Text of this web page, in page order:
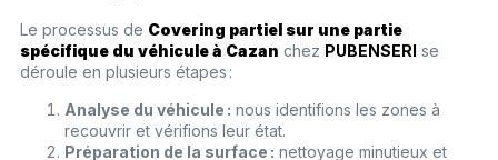
Le processus de Covering partiel sur une partie
spécifique du véhicule à Cazan chez PUBENSERI se
déroule en plusieurs étapes :
Analyse du véhicule : nous identifions les zones à
recouvrir et vérifions leur état.
Préparation de la surface : nettoyage minutieux et